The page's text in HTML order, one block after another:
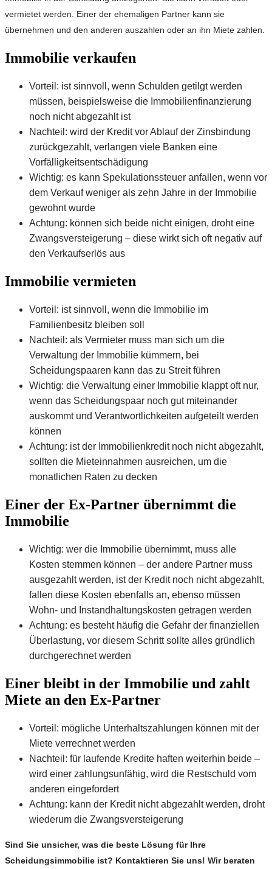
vermietet werden. Einer der ehemaligen Partner kann sie
übernehmen und den anderen auszahlen oder an ihn Miete zahlen.
Immobilie verkaufen
Vorteil: ist sinnvoll, wenn Schulden getilgt werden
müssen, beispielsweise die Immobilienfinanzierung
noch nicht abgezahlt ist
Nachteil: wird der Kredit vor Ablauf der Zinsbindung
zurückgezahlt, verlangen viele Banken eine
Vorfälligkeitsentschädigung
Wichtig: es kann Spekulationssteuer anfallen, wenn vor
dem Verkauf weniger als zehn Jahre in der Immobilie
gewohnt wurde
Achtung: können sich beide nicht einigen, droht eine
Zwangsversteigerung – diese wirkt sich oft negativ auf
den Verkaufserlös aus
Immobilie vermieten
Vorteil: ist sinnvoll, wenn die Immobilie im
Familienbesitz bleiben soll
Nachteil: als Vermieter muss man sich um die
Verwaltung der Immobilie kümmern, bei
Scheidungspaaren kann das zu Streit führen
Wichtig: die Verwaltung einer Immobilie klappt oft nur,
wenn das Scheidungspaar noch gut miteinander
auskommt und Verantwortlichkeiten aufgeteilt werden
können
Achtung: ist der Immobilienkredit noch nicht abgezahlt,
sollten die Mieteinnahmen ausreichen, um die
monatlichen Raten zu decken
Einer der Ex-Partner übernimmt die
Immobilie
Wichtig: wer die Immobilie übernimmt, muss alle
Kosten stemmen können – der andere Partner muss
ausgezahlt werden, ist der Kredit noch nicht abgezahlt,
fallen diese Kosten ebenfalls an, ebenso müssen
Wohn- und Instandhaltungskosten getragen werden
Achtung: es besteht häufig die Gefahr der finanziellen
Überlastung, vor diesem Schritt sollte alles gründlich
durchgerechnet werden
Einer bleibt in der Immobilie und zahlt
Miete an den Ex-Partner
Vorteil: mögliche Unterhaltszahlungen können mit der
Miete verrechnet werden
Nachteil: für laufende Kredite haften weiterhin beide –
wird einer zahlungsunfähig, wird die Restschuld vom
anderen eingefordert
Achtung: kann der Kredit nicht abgezahlt werden, droht
wiederum die Zwangsversteigerung
Sind Sie unsicher, was die beste Lösung für Ihre
Scheidungsimmobilie ist? Kontaktieren Sie uns! Wir beraten